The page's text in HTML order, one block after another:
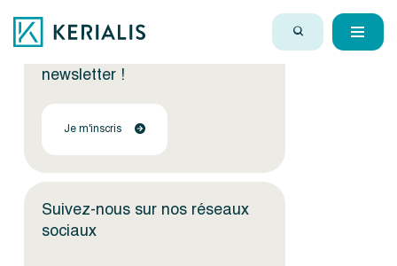
Encore plus d'actus ?
Inscrivez-vous à notre
newsletter !
Je m'inscris
Suivez-nous sur nos réseaux
sociaux